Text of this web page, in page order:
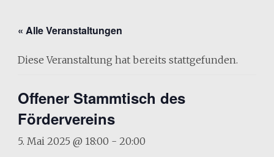
« Alle Veranstaltungen
Diese Veranstaltung hat bereits stattgefunden.
Offener Stammtisch des
Fördervereins
5. Mai 2025 @ 18:00 - 20:00